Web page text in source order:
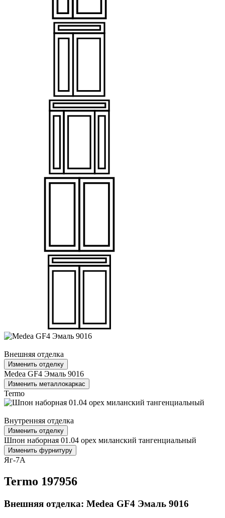
Внешняя отделка
Изменить отделку
Medea GF4 Эмаль 9016
Изменить металлокаркас
Termo
Внутренняя отделка
Изменить отделку
Шпон наборная 01.04 орех миланский тангенциальный
Изменить фурнитуру
Яг-7А
Termo 197956
Внешняя отделка: Medea GF4 Эмаль 9016